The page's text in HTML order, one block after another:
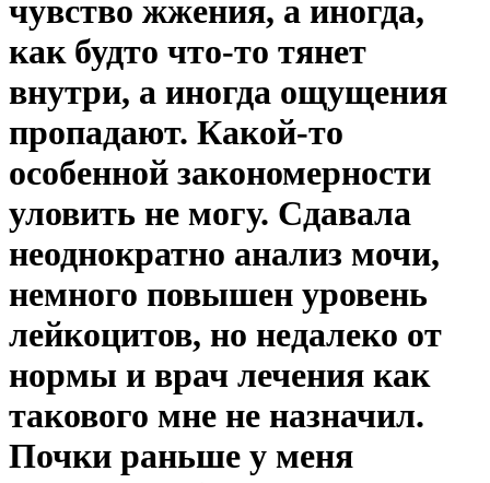
чувство жжения, а иногда,
как будто что-то тянет
внутри, а иногда ощущения
пропадают. Какой-то
особенной закономерности
уловить не могу. Сдавала
неоднократно анализ мочи,
немного повышен уровень
лейкоцитов, но недалеко от
нормы и врач лечения как
такового мне не назначил.
Почки раньше у меня